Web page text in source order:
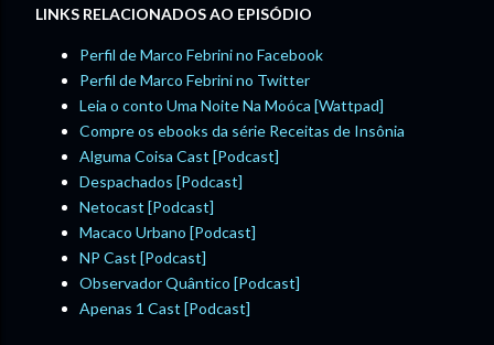
LINKS RELACIONADOS AO EPISÓDIO
Perfil de Marco Febrini no Facebook
Perfil de Marco Febrini no Twitter
Leia o conto Uma Noite Na Moóca [Wattpad]
Compre os ebooks da série Receitas de Insônia
Alguma Coisa Cast [Podcast]
Despachados [Podcast]
Netocast [Podcast]
Macaco Urbano [Podcast]
NP Cast [Podcast]
Observador Quântico [Podcast]
Apenas 1 Cast [Podcast]